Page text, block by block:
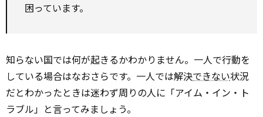
困っています。
知らない国では何が起きるかわかりません。一人で行動を
している場合はなおさらです。一人では解決できない状況
だとわかったときは迷わず周りの人に「アイム・イン・ト
ラブル」と言ってみましょう。